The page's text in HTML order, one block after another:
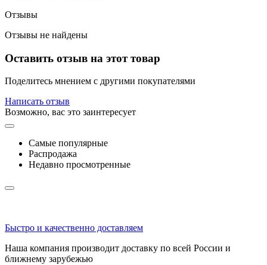
Отзывы
Отзывы не найдены
Оставить отзыв на этот товар
Поделитесь мнением с другими покупателями
Написать отзыв
Возможно, вас это заинтересует
Самые популярные
Распродажа
Недавно просмотренные
Быстро и качественно доставляем
Наша компания производит доставку по всей России и
ближнему зарубежью